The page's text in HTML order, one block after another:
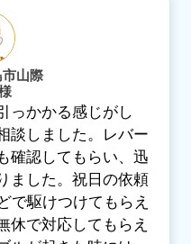
山際
っかかる感じがし
談しました。レバー
確認してもらい、迅
ました。祝日の依頼
で駆けつけてもらえ
休で対応してもらえ